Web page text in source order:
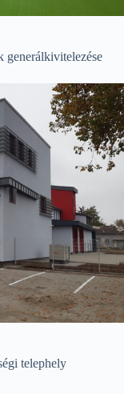
generálkivitelezése
telephely